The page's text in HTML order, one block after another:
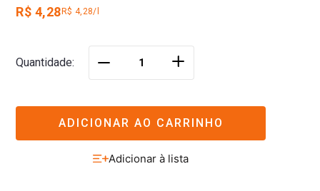
R$ 4,28 R$ 4,28/l
Quantidade ＋
ADICIONAR AO CARRINHO